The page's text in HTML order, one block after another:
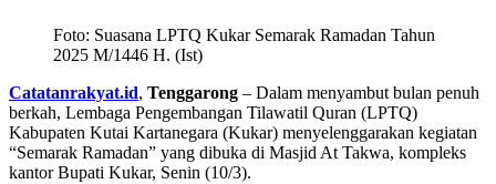
Foto: Suasana LPTQ Kukar Semarak Ramadan Tahun
2025 M/1446 H. (Ist)
Catatanrakyat.id, Tenggarong – Dalam menyambut bulan penuh
berkah, Lembaga Pengembangan Tilawatil Quran (LPTQ)
Kabupaten Kutai Kartanegara (Kukar) menyelenggarakan kegiatan
“Semarak Ramadan” yang dibuka di Masjid At Takwa, kompleks
kantor Bupati Kukar, Senin (10/3).